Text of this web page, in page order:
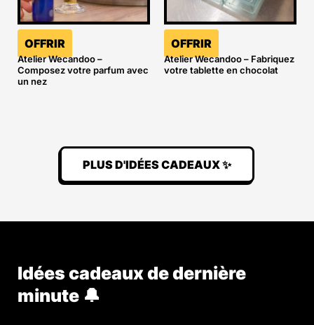
OFFRIR
Atelier Wecandoo –
Composez votre parfum avec
un nez
OFFRIR
Atelier Wecandoo – Fabriquez
votre tablette en chocolat
PLUS D'IDÉES CADEAUX ✨
Idées cadeaux de dernière
minute 🔔